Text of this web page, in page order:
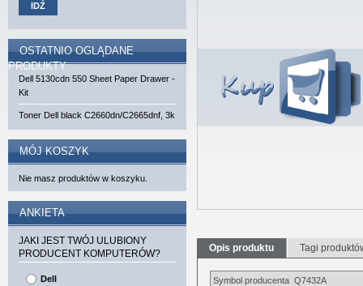
Opis produktu Tagi
Symbol producenta Q7432A
IDŹ
OSTATNIO OGLĄDANE
PRODUKTY
Dell 5130cdn 550 Sheet Paper Drawer -
Kit
Toner Dell black C2660dn/C2665dnf, 3k
MÓJ KOSZYK
Nie masz produktów w koszyku.
ANKIETA
JAKI JEST TWÓJ ULUBIONY
PRODUCENT KOMPUTERÓW?
Dell